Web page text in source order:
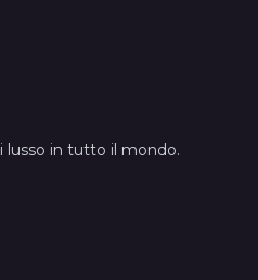
lusso in tutto il mondo.